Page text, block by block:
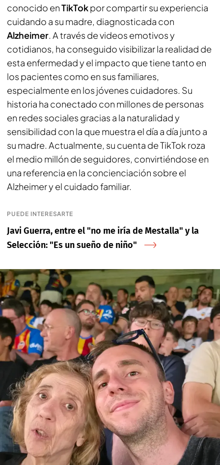
conocido enTikTokpor compartir su experiencia
cuidando a su madre, diagnosticada con
Alzheimer. A través de videos emotivos y
cotidianos, ha conseguido visibilizar la realidad de
esta enfermedad y el impacto que tiene tanto en
los pacientes como en sus familiares,
especialmente en los jóvenes cuidadores. Su
historia ha conectado con millones de personas
en redes sociales gracias a la naturalidad y
sensibilidad con la que muestra el día a día junto a
su madre. Actualmente, su cuenta de TikTok roza
el medio millón de seguidores, convirtiéndose en
una referencia en la concienciación sobre el
Alzheimer y el cuidado familiar.
PUEDE INTERESARTE
Javi Guerra, entre el "no me iría de Mestalla" y la
Selección: "Es un sueño de niño"